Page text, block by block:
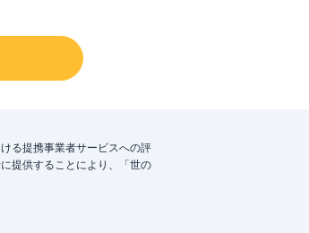
る提携事業者サービスへの評
提供することにより、「世の